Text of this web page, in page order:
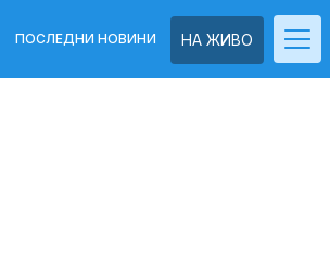
НА ЖИВО
ПОСЛЕДНИ НОВИНИ